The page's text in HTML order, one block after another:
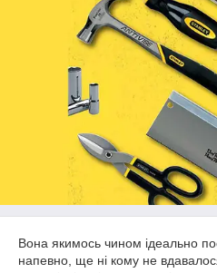
Вона якимось чином ідеально
напевно, ще ні кому не